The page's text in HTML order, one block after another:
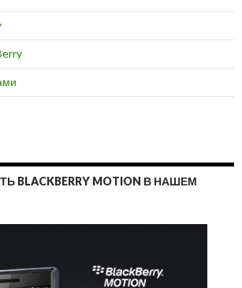
BLACKBERRY MOTION В НАШЕМ